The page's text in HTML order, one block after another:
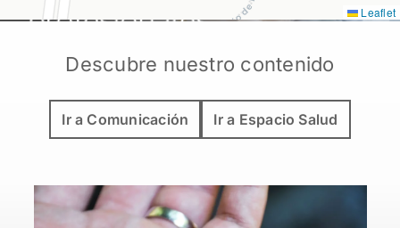
Leaflet
Descubre nuestro contenido
Ir a Comunicación Ir a Espacio Salud